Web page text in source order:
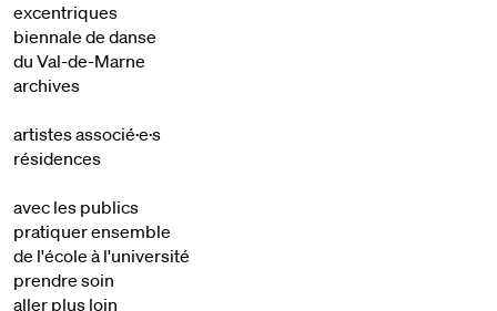
excentriques
biennale de danse
du Val-de-Marne
archives
artistes associé·e·s
résidences
avec les publics
pratiquer ensemble
de l'école à l'université
prendre soin
aller plus loin